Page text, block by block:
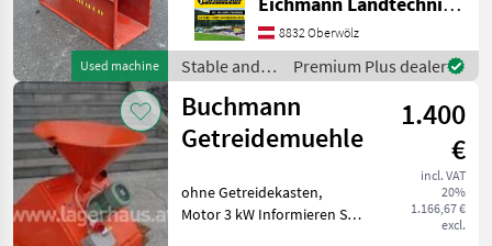
Used machine
in good condition. Features
& Details: - 4 kW electric
motor - St
8832 Oberwölz
Stable and
yard
equipment /
Buchmann
Premium Plus dealer
Buchmann
Getreidemuehle
1.400
€
incl. VAT
20%
1.166,67 €
excl.
ohne Getreidekasten,
Motor 3 kW Informieren Sie